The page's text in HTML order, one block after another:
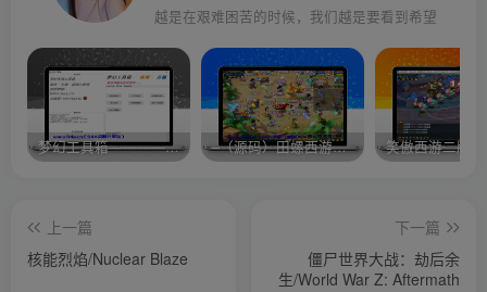
越是在艰难困苦的时候，我们越是要看到希望
梦幻工具箱————-免费 –（源码）田螺西游9.0 假人摆摊18门派飞升渡劫化圣助战最新BB谛听…. 笑傲西游二版-
上一篇
核能烈焰/Nuclear Blaze
下一篇
僵尸世界大战：劫后余
生/World War Z: Aftermath